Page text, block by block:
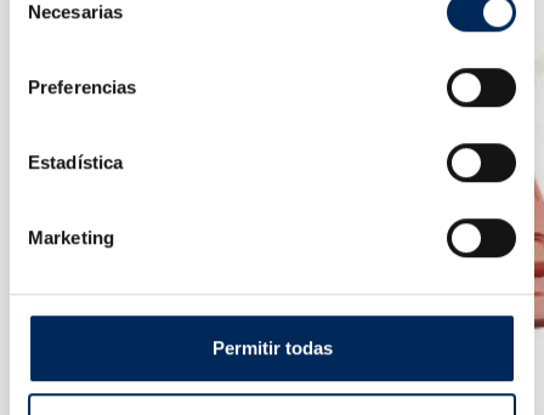
Necesarias
Preferencias
Estadística
Marketing
Permitir todas